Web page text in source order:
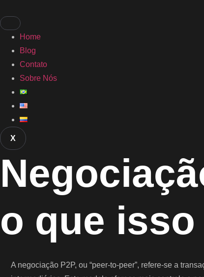
Home
Blog
Contato
Sobre Nós
X
o que
A negociação P2P, ou “peer-to-peer”, refere-se a